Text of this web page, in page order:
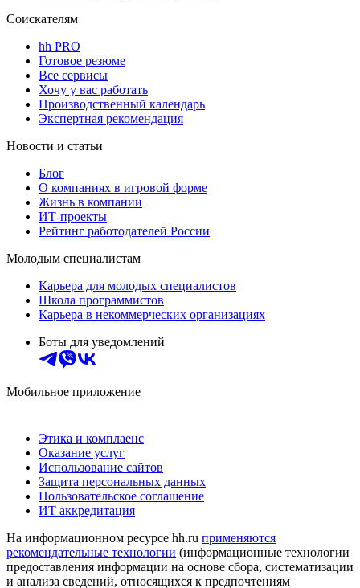
Соискателям
hh PRO
Готовое резюме
Все сервисы
Хочу у вас работать
Производственный календарь
Экспертная рекомендация
Новости и статьи
Блог
О компаниях в игровой форме
Жизнь в компании
ИТ-проекты
Рейтинг работодателей России
Молодым специалистам
Карьера для молодых специалистов
Школа программистов
Карьера в некоммерческих организациях
Боты для уведомлений
Мобильное приложение
Этика и комплаенс
Оказание услуг
Использование сайтов
Защита персональных данных
Пользовательское соглашение
ИТ аккредитация
На информационном ресурсе hh.ru применяются
рекомендательные технологии (информационные технологии
предоставления информации на основе сбора, систематизации
и анализа сведений, относящихся к предпочтениям